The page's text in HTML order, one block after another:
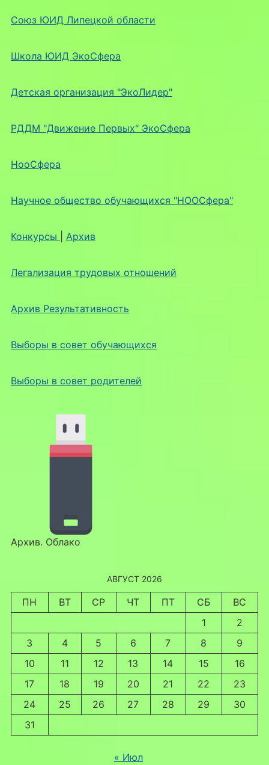
Союз ЮИД Липецкой области
Школа ЮИД ЭкоСфера
Детская организация "ЭкоЛидер"
РДДМ "Движение Первых" ЭкоСфера
НооСфера
Научное общество обучающихся "НООСфера"
Конкурсы Архив
Легализация трудовых отношений
Архив Результативность
Выборы в совет обучающихся
Выборы в совет родителей
Архив. Облако
АВГУСТ 2026
ПН ВТ СР ЧТ ПТ СБ
ВС
1
2
3
4 5 6 7 8
9
10
11 12 13 14 15
16
17
18 19 20 21 22
23
24
25 26 27 28 29
30
31
« Июл